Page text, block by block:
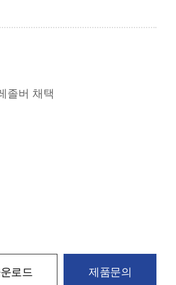
졸버 채택
로드 제품문의